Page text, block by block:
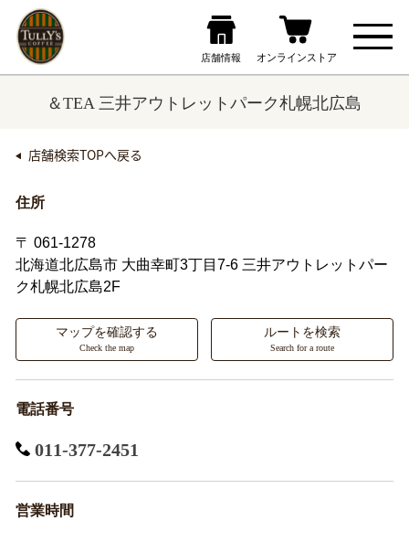
＆TEA 三井アウトレットパーク札幌北広島
店舗検索TOPへ戻る
住所
〒 061-1278
北海道北広島市 大曲幸町3丁目7-6 三井アウトレットパー
ク札幌北広島2F
マップを確認する
Check the map
ルートを検索
Search for a route
電話番号
011-377-2451
営業時間